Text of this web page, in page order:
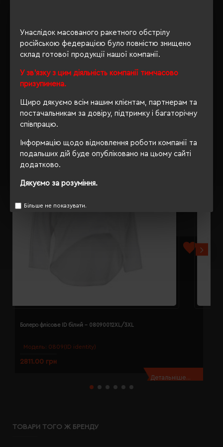
Унаслідок масованого ракетного обстрілу
російською федерацією було повністю знищено
склад готової продукції нашої компанії.
У зв'язку з цим діяльність компанії тимчасово
призупинена.
Щиро дякуємо всім нашим клієнтам, партнерам та
постачальникам за довіру, підтримку і багаторічну
співпрацю.
Інформацію щодо відновлення роботи компанії та
подальших дій буде опубліковано на цьому сайті
додатково.
Дякуємо за розуміння.
Більше не показувати.
ОПИС
ВІДГУКИ
РЕКОМЕНДУЄМО
Модель: 0809(ID identity)
Болеро флісове ID білий - 08090012XL/3XL
2811.00 грн
Детальніше...
ТОВАРИ ТОГО Ж БРЕНДУ